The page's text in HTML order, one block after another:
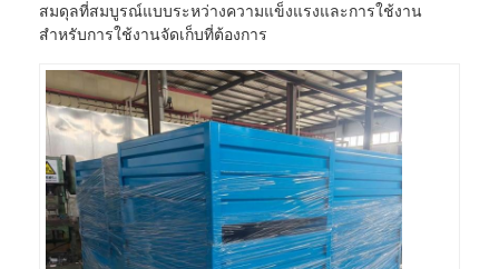
สมดุลที่สมบูรณ์แบบระหว่างความแข็งแรงและการใช้งาน
สำหรับการใช้งานจัดเก็บที่ต้องการ